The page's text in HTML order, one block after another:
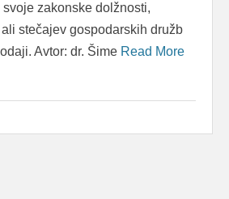
zakonske dolžnosti,
stečajev gospodarskih družb
Avtor: dr. Šime Read More